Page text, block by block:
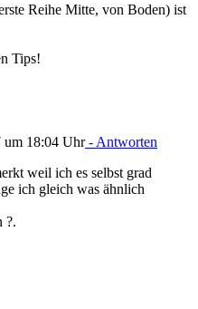
Reihe Mitte, von Boden) ist
Tips!
18:04 Uhr- Antworten
weil ich es selbst grad
ich gleich was ähnlich
?.